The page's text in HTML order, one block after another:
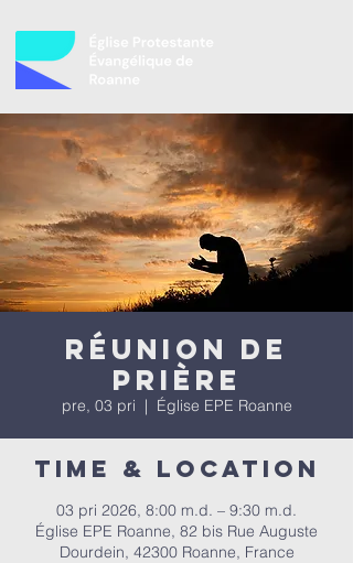
Réunion de
prière
pre, 03 pri
  |
Église EPE Roanne
Time & Location
03 pri 2026, 8:00 m.d. – 9:30 m.d.
Église EPE Roanne, 82 bis Rue Auguste
Dourdein, 42300 Roanne, France